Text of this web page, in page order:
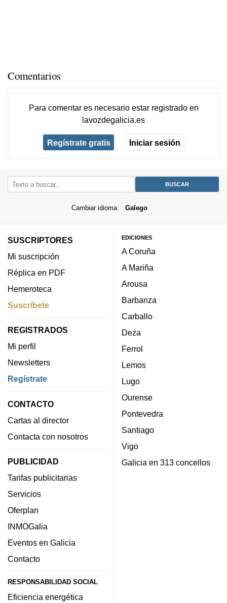
Comentarios
Para comentar es necesario estar registradoen
lavozdegalicia.es
Regístrate gratis Iniciar sesión
Cambiar idioma: Galego
SUSCRIPTORES
Mi suscripción
Réplica en PDF
Hemeroteca
Suscríbete
REGISTRADOS
Mi perfil
Newsletters
Regístrate
CONTACTO
Cartas al director
Contacta con nosotros
PUBLICIDAD
Tarifas publicitarias
Servicios
Oferplan
INMOGalia
Eventos en Galicia
Contacto
RESPONSABILIDAD SOCIAL
Eficiencia energética
EDICIONES
A Coruña
A Mariña
Arousa
Barbanza
Carballo
Deza
Ferrol
Lemos
Lugo
Ourense
Pontevedra
Santiago
Vigo
Galicia en 313 concellos